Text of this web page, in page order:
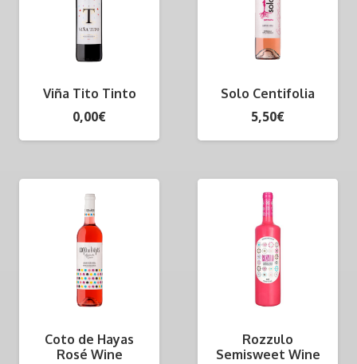
Viña Tito Tinto
0,00€
Solo Centifolia
5,50€
Coto de Hayas
Rosé Wine
Rozzulo
Semisweet Wine